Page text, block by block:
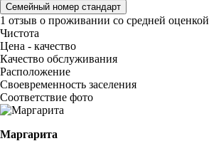
Семейный номер стандарт
1 отзыв о проживании со средней оценкой
Чистота
Цена - качество
Качество обслуживания
Расположение
Своевременность заселения
Соответствие фото
Маргарита